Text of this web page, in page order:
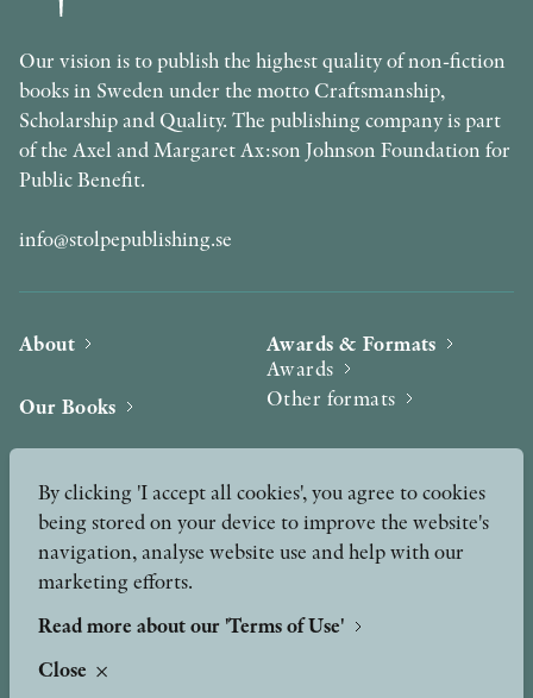
Our vision is to publish the highest quality of non-fiction
books in Sweden under the motto Craftsmanship,
Scholarship and Quality. The publishing company is part
of the Axel and Margaret Ax:son Johnson Foundation for
Public Benefit.
info@stolpepublishing.se
About
Our Books
News
Podcast & Video
Awards & Formats
Awards
Other formats
Press
Peer Review process
By clicking 'I accept all cookies', you agree to cookies
being stored on your device to improve the website's
navigation, analyse website use and help with our
marketing efforts.
Read more about our 'Terms of Use'
Close